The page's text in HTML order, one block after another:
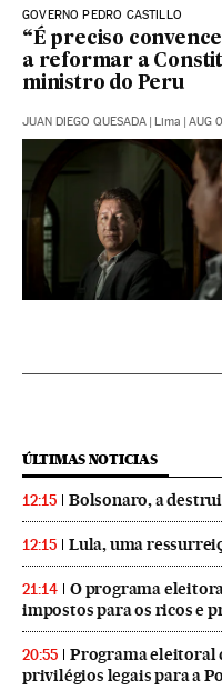
GOVERNO PEDRO CASTILLO
“É preciso
a reformar a
ministro do Peru
JUAN DIEGO QUESADA Lima AUG
ÚLTIMAS NOTICIAS
12:15 Bolsonaro, a
12:15 Lula, uma
21:14
O programa
impostos para os ricos e
20:55
Programa eleitoral
privilégios legais para a